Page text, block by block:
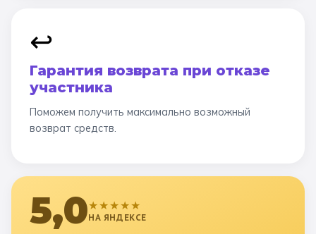
↩️
Гарантия возврата при отказе
участника
Поможем получить максимально возможный
возврат средств.
5,0★★★★★
НА ЯНДЕКСЕ